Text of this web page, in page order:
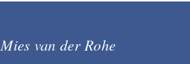
Mies van der Rohe